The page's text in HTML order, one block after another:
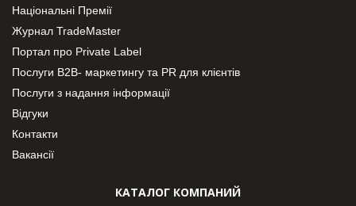
Національні Премії
Журнал TradeMaster
Портал про Private Label
Послуги В2В- маркетингу та PR для клієнтів
Послуги з надання інформації
Відгуки
Контакти
Вакансії
КАТАЛОГ КОМПАНИЙ